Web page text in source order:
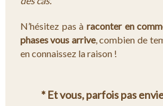
N’hésitez pas à raconter en
phases vous arrive, combien de
en connaissez la raison !
* Et vous, parfois pas